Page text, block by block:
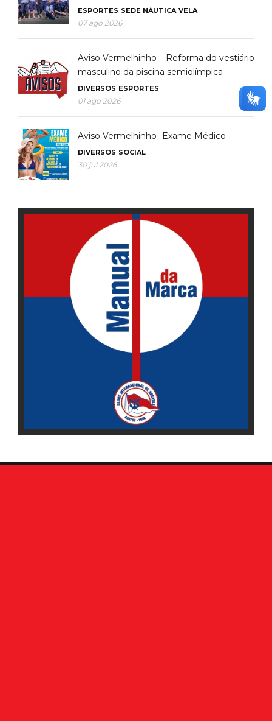
ESPORTES SEDE NÁUTICA VELA
07 ago 2026
Aviso Vermelhinho – Reforma do vestiário
masculino da piscina semiolímpica
DIVERSOS ESPORTES
01 ago 2026
Aviso Vermelhinho- Exame Médico
DIVERSOS SOCIAL
30 jul 2026